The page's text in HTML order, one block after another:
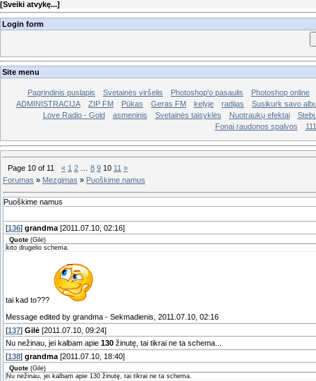
[Sveiki atvykę...]
Login form
Site menu
Pagrindinis puslapis Svetainės viršelis Photoshop'o pasaulis
Photoshop online
ADMINISTRACIJA
ZIP FM Pūkas Geras FM kelyje radijas
Susikurk savo
Love Radio - Gold
asmeninis Svetainės taisyklės Nuotraukų efektai
Fonai raudonos spalvos
111
Page 10 of 11 « 1 2 8 9 10 11 »
Forumas » Mezgimas » Puoškime namus
Puoškime namus
[136] grandma [2011.07.10, 02:16]
Quote (Gilė)
kito drugelio schema.
tai kad to???
Message edited by grandma - Sekmadienis, 2011.07.10, 02:16
[137] Gilė [2011.07.10, 09:24]
Nu nežinau, jei kalbam apie 130 žinutę, tai tikrai ne ta schema...
[138] grandma [2011.07.10, 18:40]
Quote (Gilė)
Nu nežinau, jei kalbam apie 130 žinutę, tai tikrai ne ta schema.